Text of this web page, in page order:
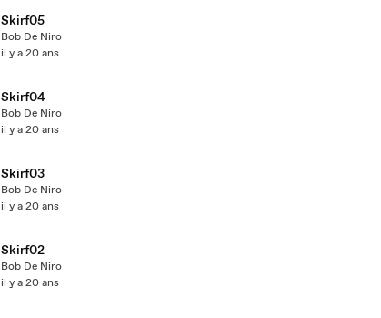
Skirf05
Bob De Niro
il y a 20 ans
Skirf04
Bob De Niro
il y a 20 ans
Skirf03
Bob De Niro
il y a 20 ans
Skirf02
Bob De Niro
il y a 20 ans